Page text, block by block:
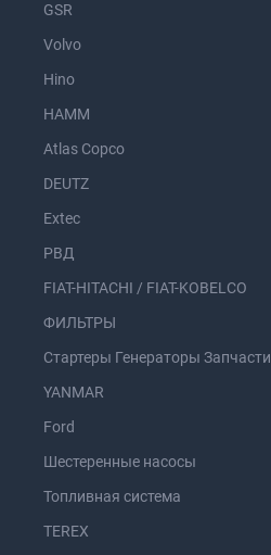
GSR
Volvo
Hino
HAMM
Atlas Copco
DEUTZ
Extec
РВД
FIAT-HITACHI / FIAT-KOBELCO
ФИЛЬТРЫ
Стартеры Генераторы Запчасти
YANMAR
Ford
Шестеренные насосы
Топливная система
TEREX